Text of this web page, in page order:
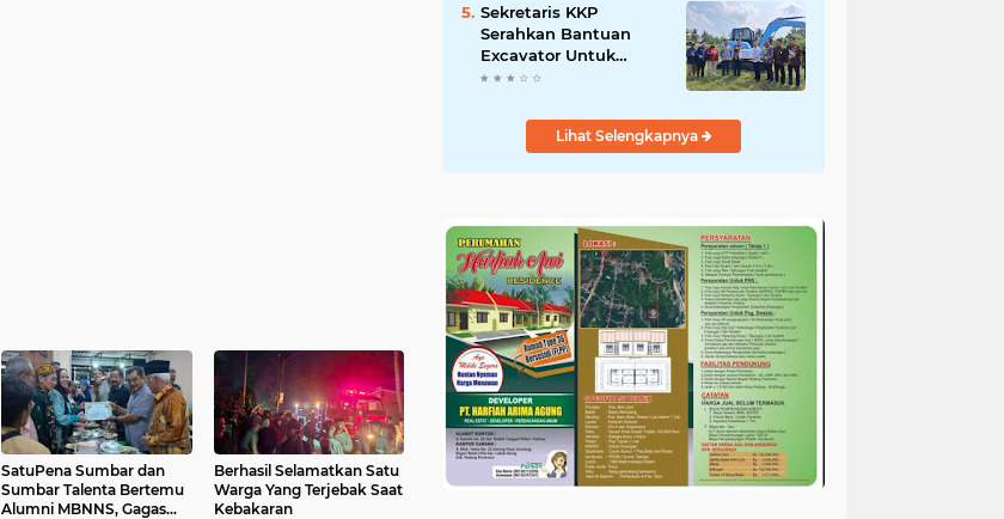
SatuPena Sumbar dan
Sumbar Talenta Bertemu
Alumni MBNNS, Gagas
Berhasil Selamatkan Satu
Warga Yang Terjebak Saat
Kebakaran
untuk Korban Banjir di
Padang
Sekretaris KKP
Serahkan Bantuan
Excavator Untuk
Pelaku Usaha
Lihat Selengkapnya